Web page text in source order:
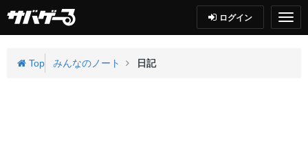
ログイン
Top みんなのノート 日記